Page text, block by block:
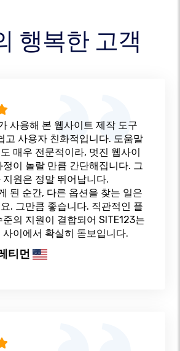
행복한 고객
사용해 본 웹사이트 제작 도구
고 사용자 친화적입니다. 도움말
매우 전문적이라, 멋진 웹사이
이 놀랄 만큼 간단해집니다. 그
원은 정말 뛰어납니다.
된 순간, 다른 옵션을 찾는 일은
. 그만큼 좋습니다. 직관적인 플
의 지원이 결합되어 SITE123는
사이에서 확실히 돋보입니다.
티먼